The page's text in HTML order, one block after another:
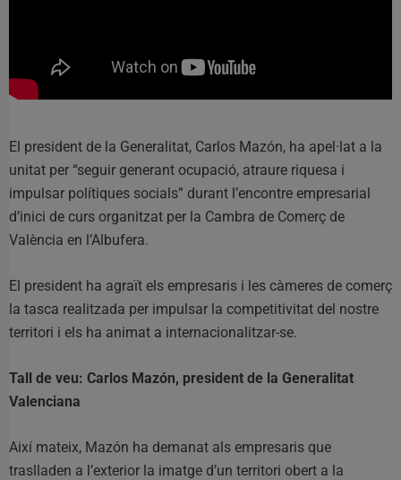
El president de la Generalitat, Carlos Mazón, ha apel·lat a la
unitat per “seguir generant ocupació, atraure riquesa i
impulsar polítiques socials” durant l’encontre empresarial
d’inici de curs organitzat per la Cambra de Comerç de
València en l’Albufera.
El president ha agraït els empresaris i les càmeres de comerç
la tasca realitzada per impulsar la competitivitat del nostre
territori i els ha animat a internacionalitzar-se.
Tall de veu: Carlos Mazón, president de la Generalitat
Valenciana
Així mateix, Mazón ha demanat als empresaris que
traslladen a l’exterior la imatge d’un territori obert a la